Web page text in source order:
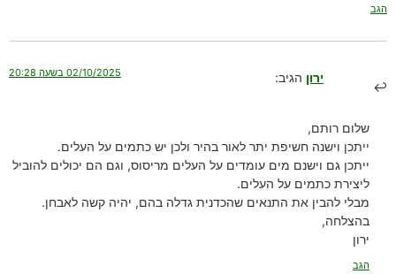
הגב
ירון הגיב: 02/10/2025 בשעה 20:28
שלום רותם,
ייתכן וישנה חשיפת יתר לאור בהיר ולכן יש כתמים על העלים.
ייתכן גם וישנם מים עומדים על העלים מריסוס, וגם הם יכולים להוביל
ליצירת כתמים על העלים.
מבלי להבין את התנאים שהכדנית גדלה בהם, יהיה קשה לאבחן.
בהצלחה,
ירון
הגב